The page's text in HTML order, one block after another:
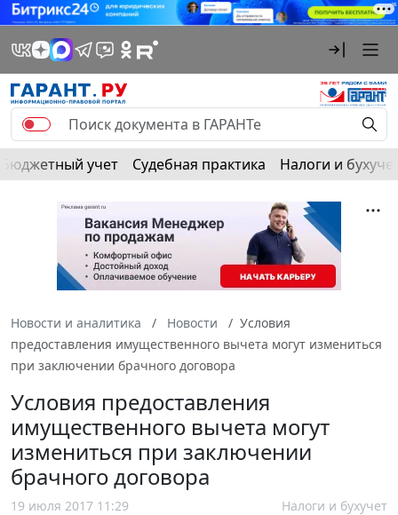
Бюджетный учет Судебная практика Налоги и
Новости и аналитика Новости
Условия
предоставления имущественного вычета могут измениться
при заключении брачного договора
Условия предоставления
имущественного вычета могут
измениться при заключении
брачного договора
19 июля 2017 11:29 Налоги и бухучет